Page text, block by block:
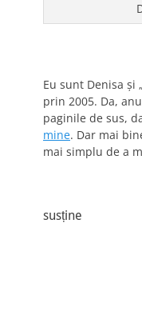
Eu sunt Denisa și
prin 2005. Da,
paginile de sus,
mine. Dar mai
mai simplu de a
susține